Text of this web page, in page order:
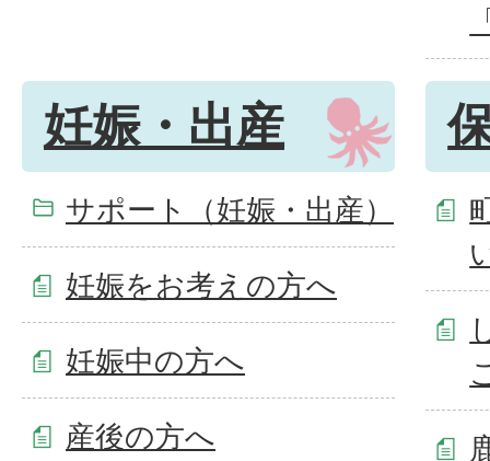
妊娠・出産
サポート（妊娠・出産）
妊娠をお考えの方へ
妊娠中の方へ
産後の方へ